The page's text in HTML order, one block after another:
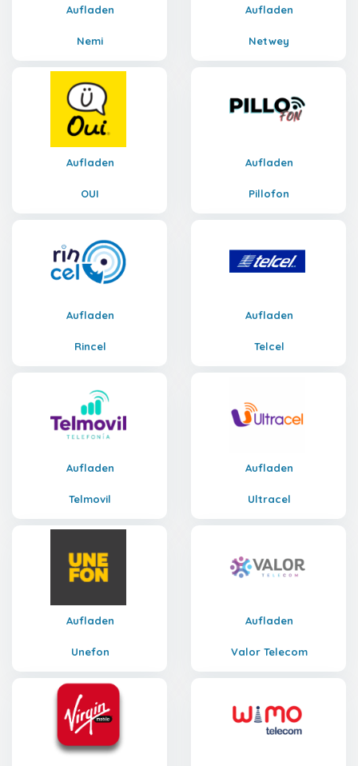
Aufladen
Nemi
Aufladen
Netwey
Aufladen
OUI
Aufladen
Pillofon
Aufladen
Rincel
Aufladen
Telcel
Aufladen
Telmovil
Aufladen
Ultracel
Aufladen
Unefon
Aufladen
Valor Telecom